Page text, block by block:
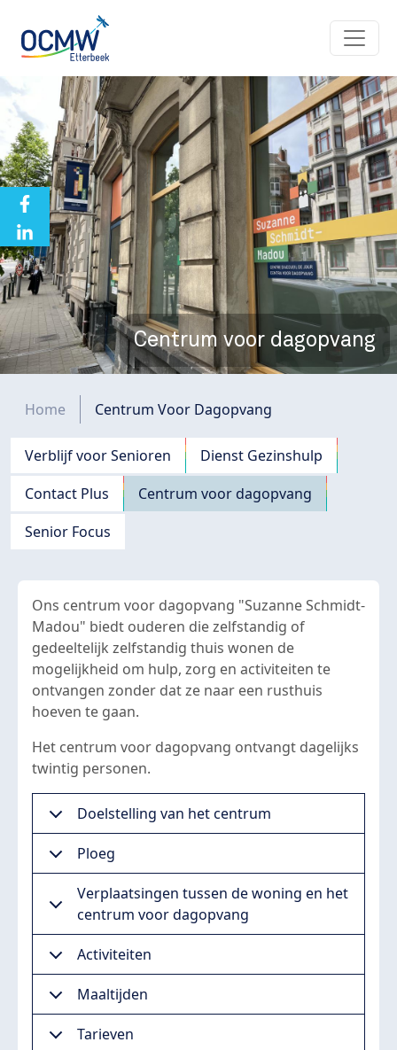
Centrum voor dagopvang
Kruimelpad
Home Centrum Voor Dagopvang
Navigation principale
Verblijf voor Senioren
Dienst Gezinshulp
Contact Plus
Centrum voor dagopvang
Senior Focus
Ons centrum voor dagopvang "Suzanne Schmidt-
Madou" biedt ouderen die zelfstandig of
gedeeltelijk zelfstandig thuis wonen de
mogelijkheid om hulp, zorg en activiteiten te
ontvangen zonder dat ze naar een rusthuis
hoeven te gaan.
Het centrum voor dagopvang ontvangt dagelijks
twintig personen.
Doelstelling van het centrum
Ploeg
Verplaatsingen tussen de woning en het
centrum voor dagopvang
Activiteiten
Maaltijden
Tarieven